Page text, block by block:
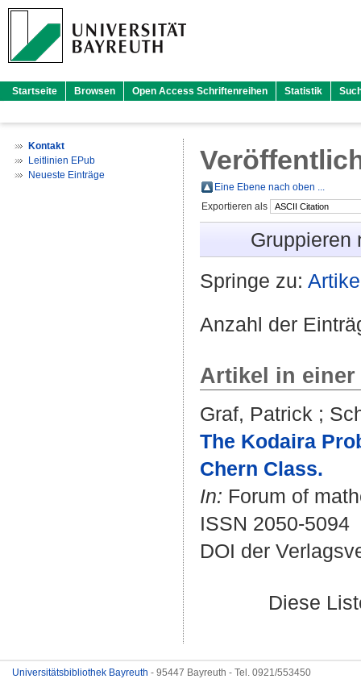
Startseite Browsen Open Access Schriftenreihen Statistik
Kontakt
Leitlinien EPub
Neueste Einträge
Eine Ebene nach oben ...
Exportieren als
Gruppieren
Springe zu:
Anzahl der
Artikel in
Graf, Patrick ;
The Kodaira
Chern Class.
In: Forum of
ISSN 2050-5094
DOI der
Diese
Universitätsbibliothek Bayreuth - 95447 Bayreuth - Tel. 0921/553450